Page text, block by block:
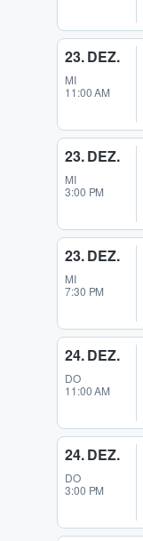
23. DEZ.
MI
11:00 AM
23. DEZ.
MI
3:00 PM
23. DEZ.
MI
7:30 PM
24. DEZ.
DO
11:00 AM
24. DEZ.
DO
3:00 PM